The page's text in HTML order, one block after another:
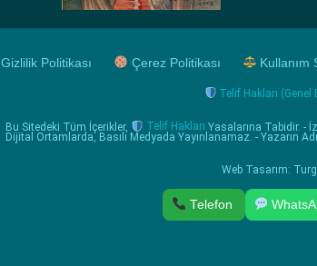
Gizlilik Politikası Çerez Politikası Kullanım
Telif Hakları
Bu Sitedeki Tüm İçerikler, Telif Hakları Yasalarına Tabidir. -
Dijital Ortamlarda, Basılı Medyada Yayınlanamaz. - Yazarın
Web Tasarım:
Telefon